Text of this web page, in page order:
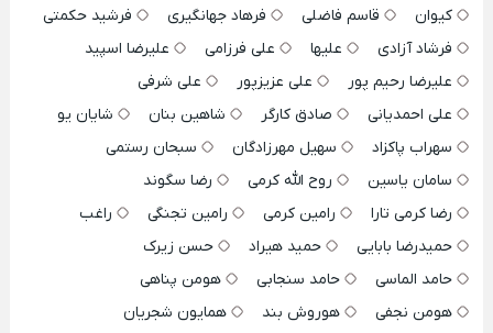
کیوان
قاسم فاضلی فرهاد جهانگیری
فرشید حکمتی
فرشاد آزادی
علیها علی فرزامی
علیرضا اسپید
علیرضا رحیم پور
علی عزیزپور
علی شرفی
علی احمدیانی
صادق کارگر شاهین بنان
شایان یو
سهراب پاکزاد
سهیل مهرزادگان
سبحان رستمی
سامان یاسین
روح الله کرمی
رضا سگوند
رضا کرمی تارا
رامین کرمی رامین تجنگی
راغب
حمیدرضا بابایی
حمید هیراد
حسن زیرک
حامد الماسی
حامد سنجابی
هومن پناهی
هومن نجفی
هوروش بند
همایون شجریان